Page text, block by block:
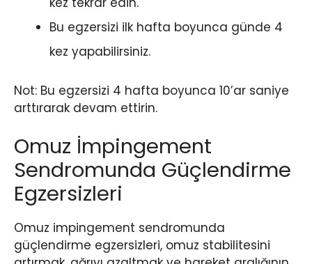
Bu egzersizi ilk hafta boyunca günde 4
kez yapabilirsiniz.
Not: Bu egzersizi 4 hafta boyunca 10’ar saniye
arttırarak devam ettirin.
Omuz İmpingement
Sendromunda Güçlendirme
Egzersizleri
Omuz impingement sendromunda
güçlendirme egzersizleri, omuz stabilitesini